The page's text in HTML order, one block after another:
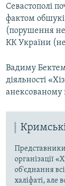
Севастополі
фактом
(порушення
КК України
Вадиму
діяльності
Представники
організації
об'єднання
халіфаті, але